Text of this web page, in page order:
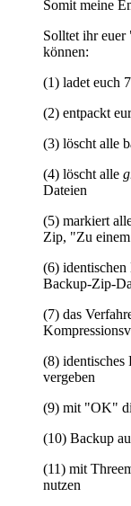
Somit meine
Solltet ihr
können:
(1) ladet euch
(2) entpackt
(3) löscht alle
(4) löscht alle
Dateien
(5) markiert
Zip, "Zu
(6)
Backup-Zip-
(7) das
(8) identisches
vergeben
(9) mit "OK"
(10) Backup
(11) mit
nutzen